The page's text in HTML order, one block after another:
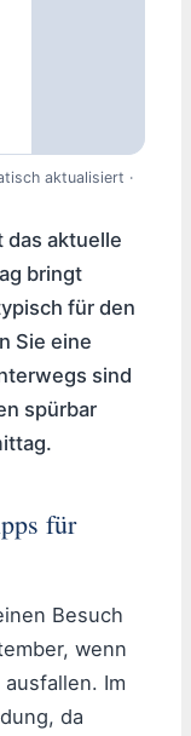
aktualisiert ·
das aktuelle
bringt
für den
Sie eine
sind
spürbar
für
Besuch
wenn
Im
da